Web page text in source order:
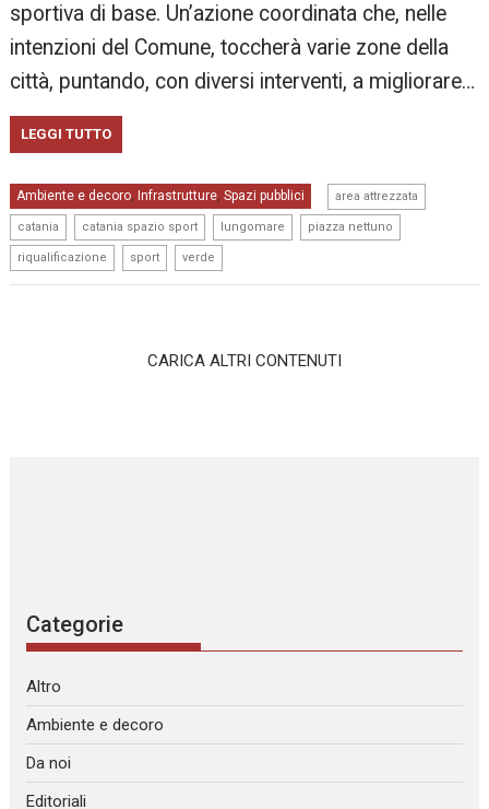
sportiva di base. Un’azione coordinata che, nelle
intenzioni del Comune, toccherà varie zone della
città, puntando, con diversi interventi, a migliorare…
LEGGI TUTTO
Ambiente e decoro, Infrastrutture,Spazi pubblici area attrezzata
catania catania spazio sport lungomare piazza nettuno
riqualificazione sport verde
CARICA ALTRI CONTENUTI
Categorie
Altro
Ambiente e decoro
Da noi
Editoriali